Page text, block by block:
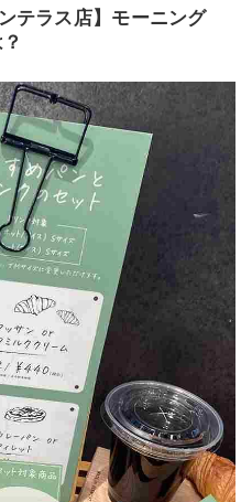
ンテラス店】モーニング